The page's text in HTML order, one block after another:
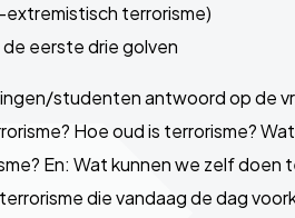
terrorisme)
eerste drie golven
studenten antwoord op de
Hoe oud is terrorisme?
En: Wat kunnen we zelf doen
die vandaag de dag